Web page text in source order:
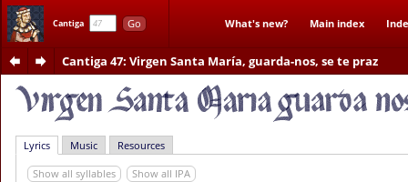
Cantiga Go What's new? Main index
Cantiga 47: Virgen Santa María, guarda-nos, se te praz
Lyrics Music Resources
Show all syllables
Show all IPA